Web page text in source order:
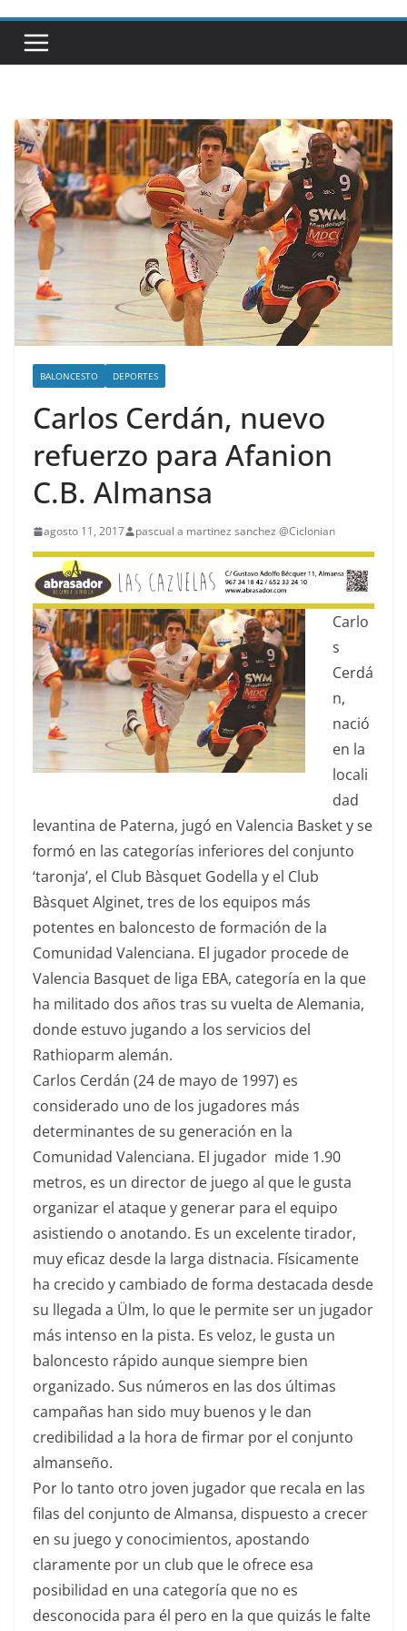
BALONCESTO DEPORTES
Carlos Cerdán, nuevo
refuerzo para Afanion
C.B. Almansa
agosto 11, 2017 pascual a martinez sanchez @Ciclonian
Carlo
s
Cerdá
n,
nació
en la
locali
dad
levantina de Paterna, jugó en Valencia Basket y se
formó en las categorías inferiores del conjunto
‘taronja’, el Club Bàsquet Godella y el Club
Bàsquet Alginet, tres de los equipos más
potentes en baloncesto de formación de la
Comunidad Valenciana. El jugador procede de
Valencia Basquet de liga EBA, categoría en la que
ha militado dos años tras su vuelta de Alemania,
donde estuvo jugando a los servicios del
Rathioparm alemán.
Carlos Cerdán (24 de mayo de 1997) es
considerado uno de los jugadores más
determinantes de su generación en la
Comunidad Valenciana. El jugador mide 1.90
metros, es un director de juego al que le gusta
organizar el ataque y generar para el equipo
asistiendo o anotando. Es un excelente tirador,
muy eficaz desde la larga distnacia. Físicamente
ha crecido y cambiado de forma destacada desde
su llegada a Ülm, lo que le permite ser un jugador
más intenso en la pista. Es veloz, le gusta un
baloncesto rápido aunque siempre bien
organizado. Sus números en las dos últimas
campañas han sido muy buenos y le dan
credibilidad a la hora de firmar por el conjunto
almanseño.
Por lo tanto otro joven jugador que recala en las
filas del conjunto de Almansa, dispuesto a crecer
en su juego y conocimientos, apostando
claramente por un club que le ofrece esa
posibilidad en una categoría que no es
desconocida para él pero en la que quizás le falte